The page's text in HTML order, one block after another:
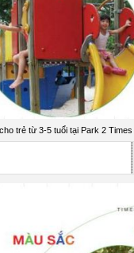
trẻ từ 3-5 tuổi tại Park 2 Times